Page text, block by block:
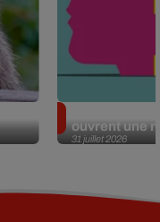
31 juillet 2026
ouvrent une